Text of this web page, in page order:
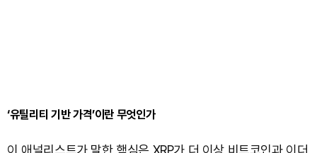
‘유틸리티 기반 가격’이란 무엇인가
이 애널리스트가 말한 핵심은 XRP가 더 이상 비트코인과 이더